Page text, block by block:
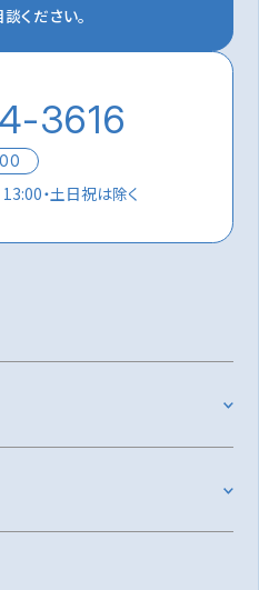
ください。
3616
・土日祝は除く